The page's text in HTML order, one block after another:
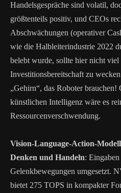
Handelsgespräche sind volatil,
größtenteils positiv, und CEOs
Abschwächungen (operativer
wie die Halbleiterindustrie 2022
belebt wurde, sollte hier nicht viel
Investitionsbereitschaft zu
„Gehirn“, das Roboter brauchen!
künstlichen Intelligenz wäre es
Ressourcenverschwendung.
Vision-Language-Action-
Denken und Handeln:
Gelenkbewegungen umgesetzt.
bietet 275 TOPS in kompakter